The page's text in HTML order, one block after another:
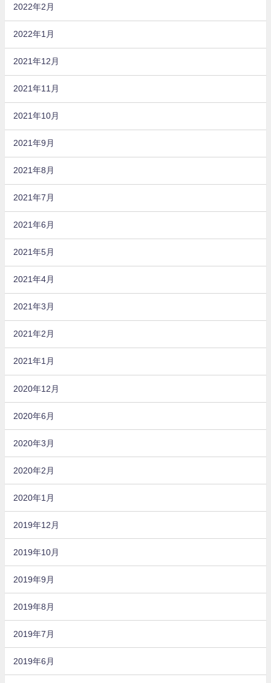
2022年2月
2022年1月
2021年12月
2021年11月
2021年10月
2021年9月
2021年8月
2021年7月
2021年6月
2021年5月
2021年4月
2021年3月
2021年2月
2021年1月
2020年12月
2020年6月
2020年3月
2020年2月
2020年1月
2019年12月
2019年10月
2019年9月
2019年8月
2019年7月
2019年6月